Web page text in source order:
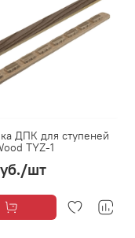
ДПК для ступеней
TYZ-1
/шт